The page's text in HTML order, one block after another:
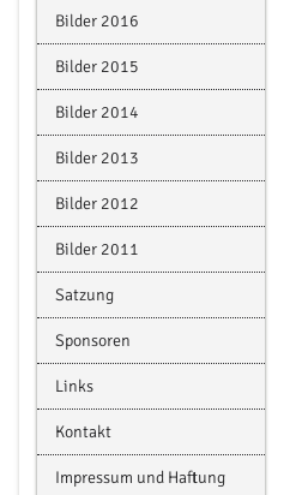
Bilder 2016
Bilder 2015
Bilder 2014
Bilder 2013
Bilder 2012
Bilder 2011
Satzung
Sponsoren
Links
Kontakt
Impressum und Haftung